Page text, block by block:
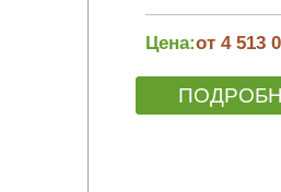
Цена:от 4 513